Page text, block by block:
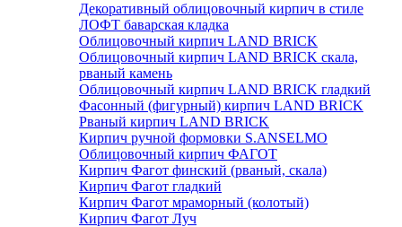
Декоративный облицовочный кирпич в стиле
ЛОФТ баварская кладка
Облицовочный кирпич LAND BRICK
Облицовочный кирпич LAND BRICK скала,
рваный камень
Облицовочный кирпич LAND BRICK гладкий
Фасонный (фигурный) кирпич LAND BRICK
Рваный кирпич LAND BRICK
Кирпич ручной формовки S.ANSELMO
Облицовочный кирпич ФАГОТ
Кирпич Фагот финский (рваный, скала)
Кирпич Фагот гладкий
Кирпич Фагот мраморный (колотый)
Кирпич Фагот Луч